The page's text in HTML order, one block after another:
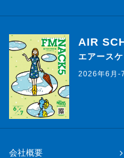
AIR
エアース
2026年6月-
会社概要